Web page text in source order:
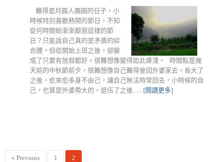
難得是月圓人團圓的日子，小
時候特別喜歡熱鬧的節日，不知
從何時開始漸漸厭惡這樣的節
日？只能說自己真的是矛盾的綜
合體，但從開始上班之後，卻變
成了只要有放假都好。很難想像變得如此膚淺。 時間點是幾
天前的中秋節前夕，很難想像自己難得會回外婆家去。長大了
之後，愈來愈多身不由己，讓自己無法時常回去，小時候的自
己，也算是外婆帶大的。退伍了之後...... [閱讀更多]
« Previous 1 2